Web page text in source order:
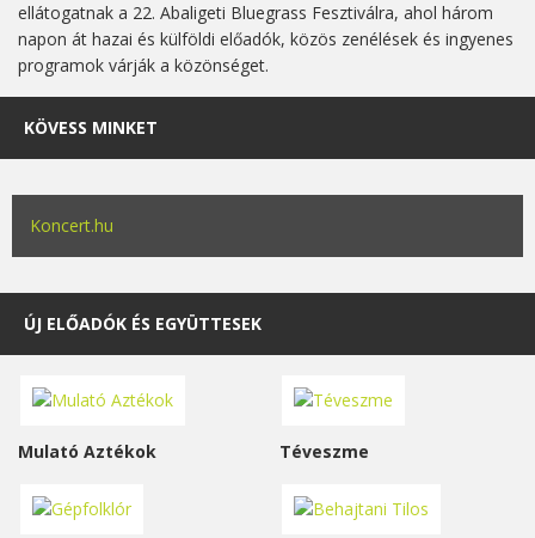
ellátogatnak a 22. Abaligeti Bluegrass Fesztiválra, ahol három
napon át hazai és külföldi előadók, közös zenélések és ingyenes
programok várják a közönséget.
KÖVESS MINKET
Koncert.hu
ÚJ ELŐADÓK ÉS EGYÜTTESEK
Mulató Aztékok Téveszme